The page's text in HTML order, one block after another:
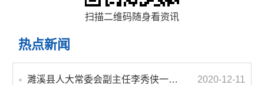
扫描二维码随身看资讯
热点新闻
濉溪县人大常委会副主任李秀侠一行调研城乡客运一体化和治超工作 2020-12-11